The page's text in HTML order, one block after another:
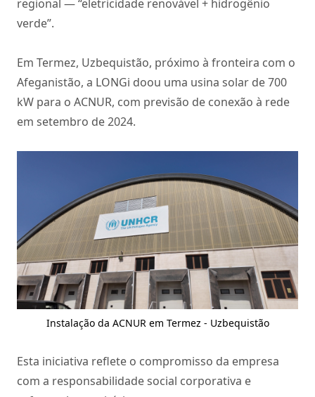
regional — “eletricidade renovável + hidrogênio
verde”.
Em Termez, Uzbequistão, próximo à fronteira com o
Afeganistão, a LONGi doou uma usina solar de 700
kW para o ACNUR, com previsão de conexão à rede
em setembro de 2024.
Instalação da ACNUR em Termez - Uzbequistão
Esta iniciativa reflete o compromisso da empresa
com a responsabilidade social corporativa e